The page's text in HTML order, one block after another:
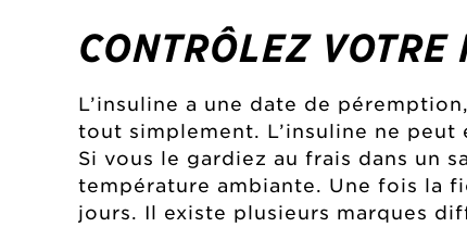
CONTRÔLEZ
L’insuline a une date de
tout simplement. L’insuline ne
Si vous le gardiez au frais dans un
température ambiante. Une fois la
jours. Il existe plusieurs marques